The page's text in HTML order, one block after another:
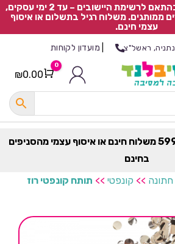
חדש! משלוח אקספרס בהתאם לרשימת היישובים – עד 2 ימי עסקים,
ממותגים. משלוח רגיל בתשלום או איסוף
עצמי חינם.
ראשל"צ מועדון לקוחות
Cart
0
₪0.00
משלוח ב-35 ₪, מעל 599 משלוח חינם או איסוף עצמי מהסניפים
בחינם
חתונה >> קונפטי >> תותח קונפטי רוז